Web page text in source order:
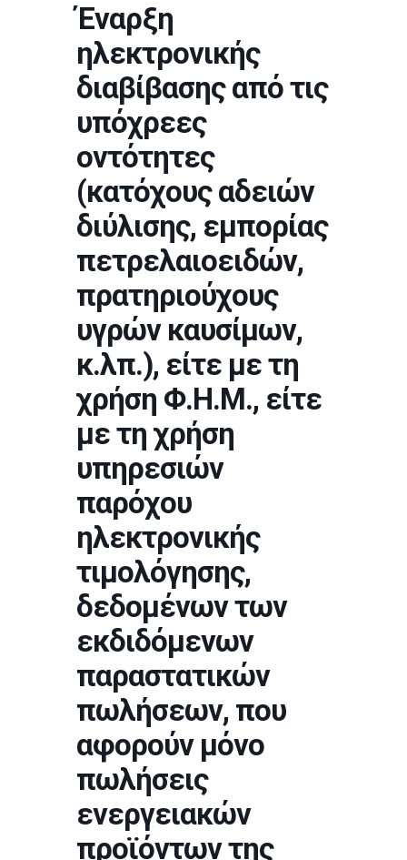
Έναρξη
ηλεκτρονικής
διαβίβασης από τις
υπόχρεες
οντότητες
(κατόχους αδειών
διύλισης, εμπορίας
πετρελαιοειδών,
πρατηριούχους
υγρών καυσίμων,
κ.λπ.), είτε με τη
χρήση Φ.Η.Μ., είτε
με τη χρήση
υπηρεσιών
παρόχου
ηλεκτρονικής
τιμολόγησης,
δεδομένων των
εκδιδόμενων
παραστατικών
πωλήσεων, που
αφορούν μόνο
πωλήσεις
ενεργειακών
προϊόντων της